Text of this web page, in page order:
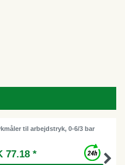
til arbejdstryk, 0-6/3 bar
77.18 *